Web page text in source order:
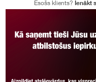
Esošs klients? Ienākt